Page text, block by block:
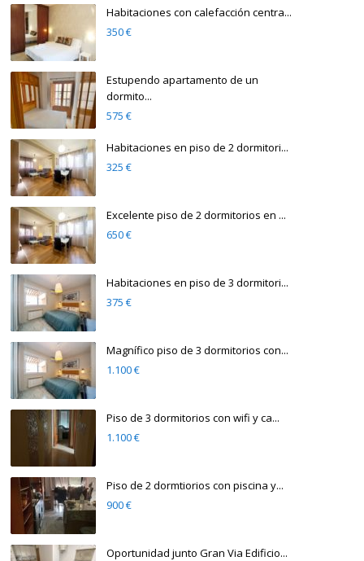
Habitaciones con calefacción centra...
350 €
Estupendo apartamento de un
dormito...
575 €
Habitaciones en piso de 2 dormitori...
325 €
Excelente piso de 2 dormitorios en ...
650 €
Habitaciones en piso de 3 dormitori...
375 €
Magnífico piso de 3 dormitorios con...
1.100 €
Piso de 3 dormitorios con wifi y ca...
1.100 €
Piso de 2 dormtiorios con piscina y...
900 €
Oportunidad junto Gran Via Edificio...